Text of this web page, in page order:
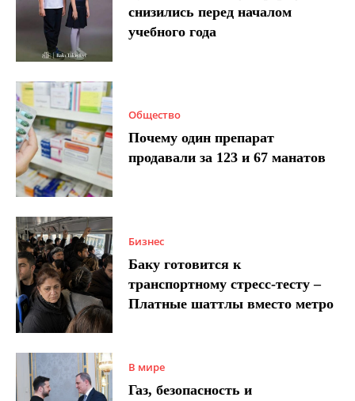
снизились перед началом
учебного года
Общество
Почему один препарат
продавали за 123 и 67 манатов
Бизнес
Баку готовится к
транспортному стресс-тесту –
Платные шаттлы вместо метро
В мире
Газ, безопасность и